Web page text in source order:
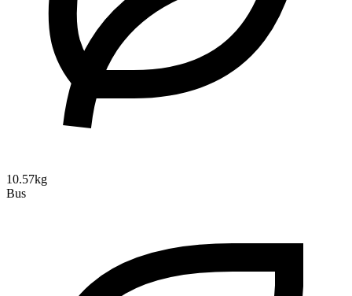
10.57kg
Bus